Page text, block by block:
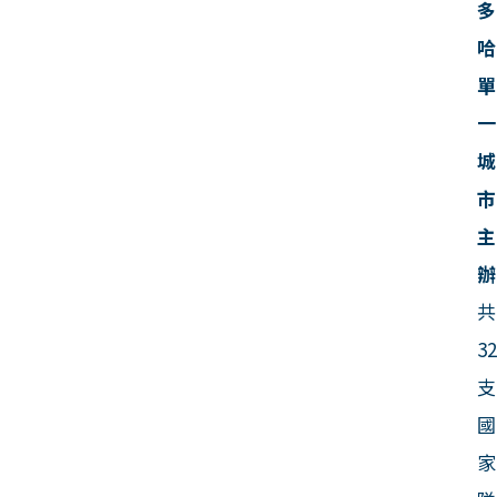
多
哈
單
一
城
市
主
辦
共
32
支
國
家